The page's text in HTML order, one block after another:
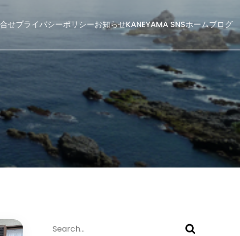
せプライバシーポリシーお知らせKANEYAMA SNSホームブログ